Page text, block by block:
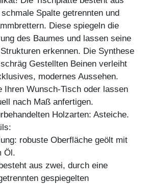
Spalte getrennten und
Diese spiegeln die
des Baumes und lassen seine
erkennen. Die Synthese
Gestellten Beinen verleiht
modernes Aussehen.
Ihren Wunsch-Tisch oder lassen
nach Maß anfertigen.
Holzarten: Asteiche.
robuste Oberfläche geölt mit
Öl.
aus zwei, durch eine
gespiegelten